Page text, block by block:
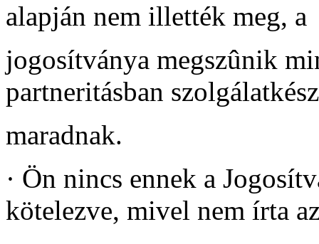
alapján nem illették meg, a
jogosítványa megszûnik
partneritásban
maradnak.
· Ön nincs ennek a
kötelezve, mivel nem írta